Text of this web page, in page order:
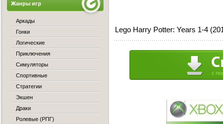
Lego Harry Potter: Years 1-4
Жанры игр
Аркады
Гонки
Логические
Приключения
Симуляторы
Спортивные
Стратегии
Экшен
Драки
Ролевые (РПГ)